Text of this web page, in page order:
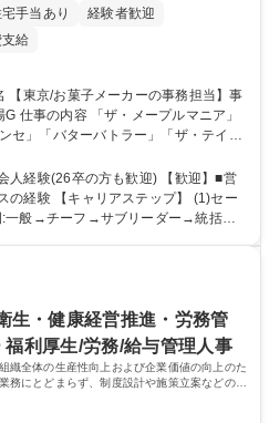
手当あり
経験者歓迎
給
」
セ」「バターバトラー」「ザ・テイラ
数展開する当社にて、オリジナル菓子
的な業務内容】 ■店
対応(社内/社外) ■商品のマスター登
への書類送付業務 ■契約書管理業務
人経験(26卒の方も歓迎) 【歓迎】■営
プ】 (1)セー
:一般→チーフ→サブリーダー→統括リ
アと向き合っていただき、会社として
生・健康経営推進・労務管
利厚生/労務/給与管理人事
織全体の生産性向上および企業価値の向上のた
務にとどまらず、制度設計や施策立案などの上